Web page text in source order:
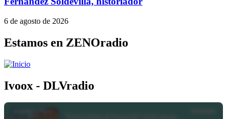
6 de agosto de 2026
Estamos en ZENOradio
Ivoox - DLVradio